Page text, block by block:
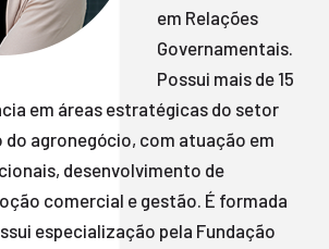
em Relações
Governamentais.
Possui mais de 15
em áreas estratégicas do setor
do agronegócio, com atuação em
desenvolvimento de
comercial e gestão. É formada
especialização pela Fundação